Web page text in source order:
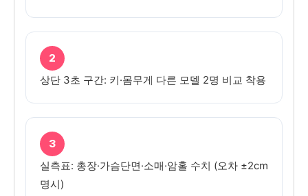
2
상단 3초 구간: 키·몸무게 다른 모델 2명 비교 착용
3
실측표: 총장·가슴단면·소매·암홀 수치 (오차 ±2cm
명시)